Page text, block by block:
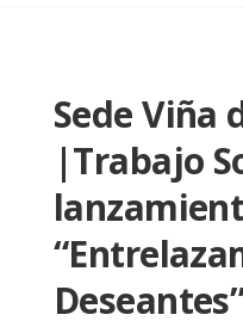
Sede Viña
|Trabajo